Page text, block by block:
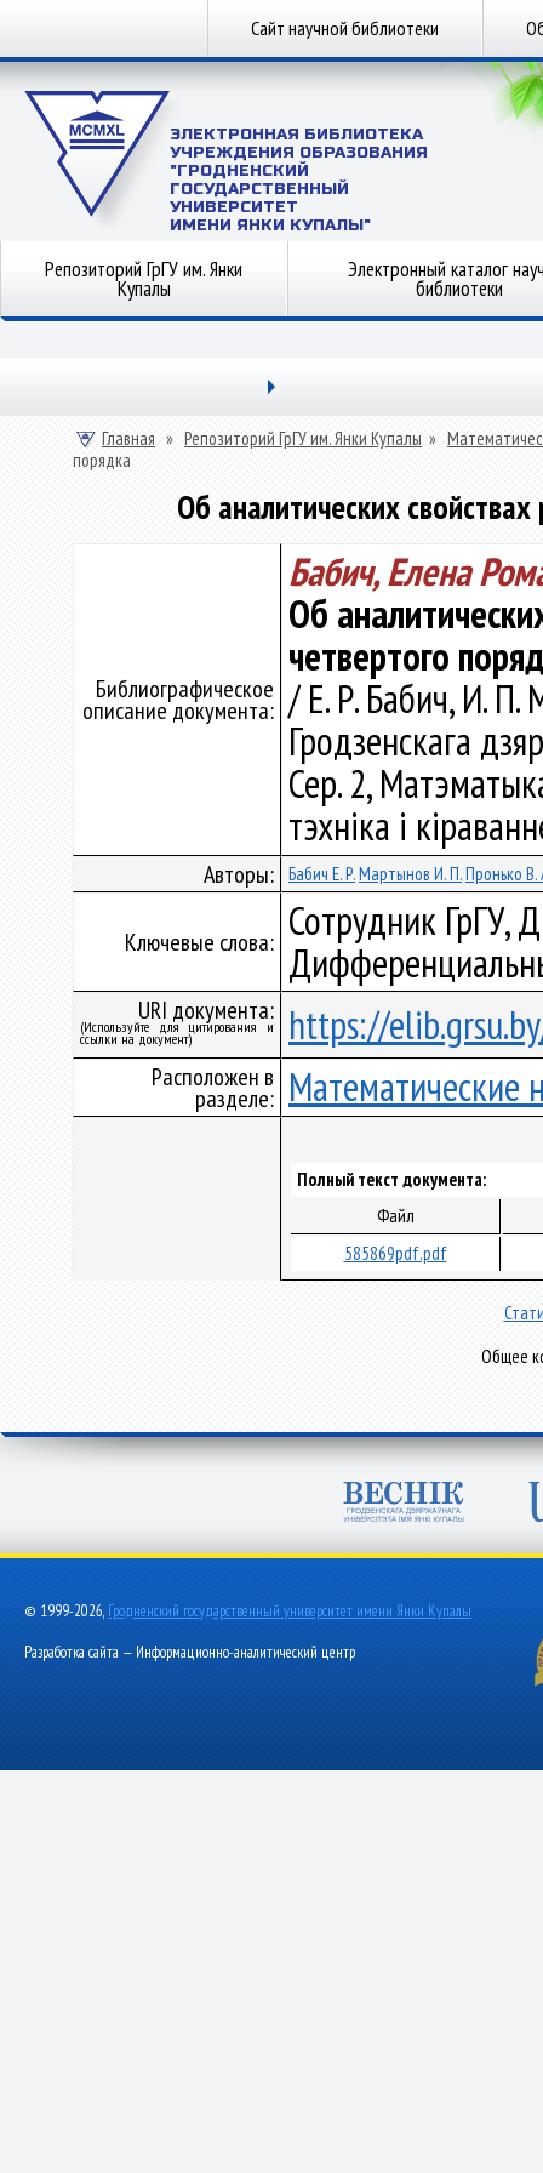
Сайт научной библиотеки
ЭЛЕКТРОННАЯ БИБЛИОТЕКА
УЧРЕЖДЕНИЯ ОБРАЗОВАНИЯ
"ГРОДНЕНСКИЙ
ГОСУДАРСТВЕННЫЙ
УНИВЕРСИТЕТ
ИМЕНИ ЯНКИ КУПАЛЫ"
Репозиторий ГрГУ им. Янки
Купалы
Электронный каталог
библиотеки
Главная » Репозиторий ГрГУ им. Янки Купалы »
порядка
Об аналитических
Библиографическое
описание документа:
Бабич, Елена
Об
четвертого
/ Е. Р. Бабич, И. П.
Гродзенскага
Сер. 2,
тэхніка і
Авторы: Бабич Е. Р.Мартынов И. П.Пронько В.
Ключевые слова: Сотрудник ГрГУ,
URI документа:
(Используйте для цитирования и
ссылки на документ) https://
Расположен в
разделе: Математические
Полный текст документа:
Файл
585869pdf.pdf
Общее
© 1999-2026, Гродненский государственный университет имени Янки Купалы
Разработка сайта — Информационно-аналитический центр